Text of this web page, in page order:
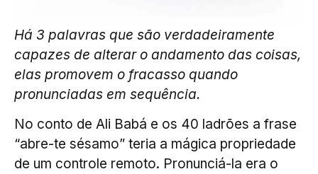
Há 3 palavras que são verdadeiramente
capazes de alterar o andamento das coisas,
elas promovem o fracasso quando
pronunciadas em sequência.
No conto de Ali Babá e os 40 ladrões a frase
“abre-te sésamo” teria a mágica propriedade
de um controle remoto. Pronunciá-la era o